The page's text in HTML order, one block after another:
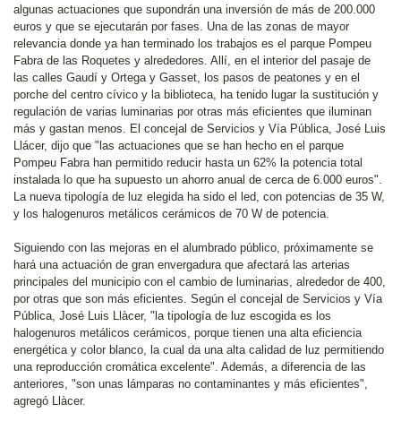
algunas actuaciones que supondrán una inversión de más de 200.000
euros y que se ejecutarán por fases. Una de las zonas de mayor
relevancia donde ya han terminado los trabajos es el parque Pompeu
Fabra de las Roquetes y alrededores. Allí, en el interior del pasaje de
las calles Gaudí y Ortega y Gasset, los pasos de peatones y en el
porche del centro cívico y la biblioteca, ha tenido lugar la sustitución y
regulación de varias luminarias por otras más eficientes que iluminan
más y gastan menos. El concejal de Servicios y Vía Pública, José Luis
Llácer, dijo que "las actuaciones que se han hecho en el parque
Pompeu Fabra han permitido reducir hasta un 62% la potencia total
instalada lo que ha supuesto un ahorro anual de cerca de 6.000 euros".
La nueva tipología de luz elegida ha sido el led, con potencias de 35 W,
y los halogenuros metálicos cerámicos de 70 W de potencia.
Siguiendo con las mejoras en el alumbrado público, próximamente se
hará una actuación de gran envergadura que afectará las arterias
principales del municipio con el cambio de luminarias, alrededor de 400,
por otras que son más eficientes. Según el concejal de Servicios y Vía
Pública, José Luis Llàcer, "la tipología de luz escogida es los
halogenuros metálicos cerámicos, porque tienen una alta eficiencia
energética y color blanco, la cual da una alta calidad de luz permitiendo
una reproducción cromática excelente". Además, a diferencia de las
anteriores, "son unas lámparas no contaminantes y más eficientes",
agregó Llàcer.